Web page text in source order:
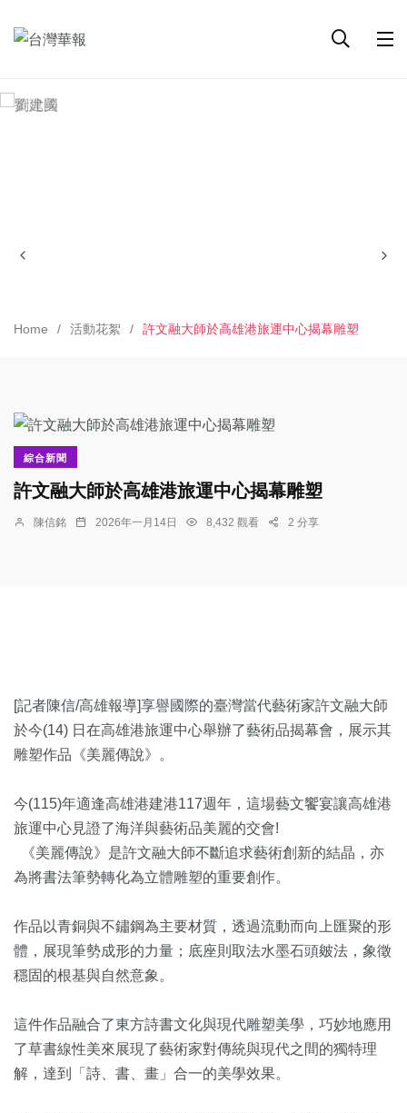
Home 活動花絮 許文融大師於高雄港旅運中心揭幕雕塑
綜合新聞
許文融大師於高雄港旅運中心揭幕雕塑
陳信銘 2026年一月14日 8,432 觀看 2 分享
[記者陳信/高雄報導]享譽國際的臺灣當代藝術家許文融大師
於今(14) 日在高雄港旅運中心舉辦了藝術品揭幕會，展示其
雕塑作品《美麗傳說》。
今(115)年適逢高雄港建港117週年，這場藝文饗宴讓高雄港
旅運中心見證了海洋與藝術品美麗的交會!
《美麗傳說》是許文融大師不斷追求藝術創新的結晶，亦
為將書法筆勢轉化為立體雕塑的重要創作。
作品以青銅與不鏽鋼為主要材質，透過流動而向上匯聚的形
體，展現筆勢成形的力量；底座則取法水墨石頭皴法，象徵
穩固的根基與自然意象。
這件作品融合了東方詩書文化與現代雕塑美學，巧妙地應用
了草書線性美來展現了藝術家對傳統與現代之間的獨特理
解，達到「詩、書、畫」合一的美學效果。